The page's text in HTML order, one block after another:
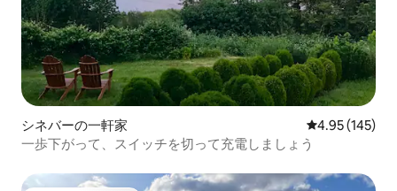
シネバーの一軒家 レビュー145
4.95 (145)
一歩下がって、スイッチを切って充電しましょう